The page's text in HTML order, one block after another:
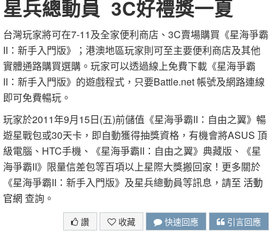
星兵總動員 3C好禮獎一夏
台灣玩家將可在7-11及全家便利商店、3C賣場購買《星海爭霸
II：新手入門版》；港澳地區玩家則可至主要便利商店及其他
實體通路購買選購。玩家可以透過線上免費下載《星海爭霸
II：新手入門版》的遊戲程式，只要Battle.net 帳號及網路連線
即可免費暢玩。
玩家於2011年9月15日(五)前儲值《星海爭霸II：自由之翼》暢
遊星戰包或30天卡，即自動獲得抽獎資格，有機會將ASUS 頂
級電腦、HTC手機、《星海爭霸II：自由之翼》典藏版、《星
海爭霸II》限量信差包等百項以上星際大獎搬回家！更多關於
《星海爭霸II：新手入門版》及星兵總動員等訊息，請至 活動
官網 查詢。
讚 收藏 快速回應 引言回應